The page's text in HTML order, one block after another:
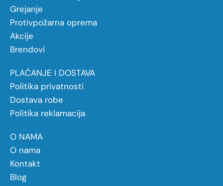
Grejanje
Protivpožarna oprema
Akcije
Brendovi
PLAĆANJE I DOSTAVA
Politika privatnosti
Dostava robe
Politika reklamacija
O NAMA
O nama
Kontakt
Blog